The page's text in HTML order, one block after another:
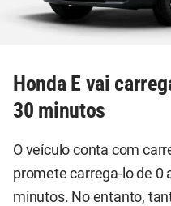
Honda E vai
30 minutos
O veículo conta com
promete carrega-lo de 0
minutos. No entanto,